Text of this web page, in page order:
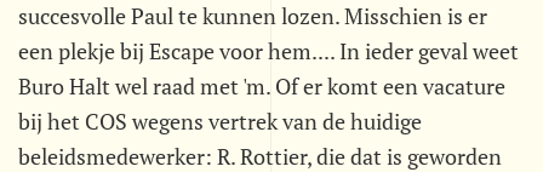
succesvolle Paul te kunnen lozen. Misschien is er
een plekje bij Escape voor hem.... In ieder geval weet
Buro Halt wel raad met 'm. Of er komt een vacature
bij het COS wegens vertrek van de huidige
beleidsmedewerker: R. Rottier, die dat is geworden